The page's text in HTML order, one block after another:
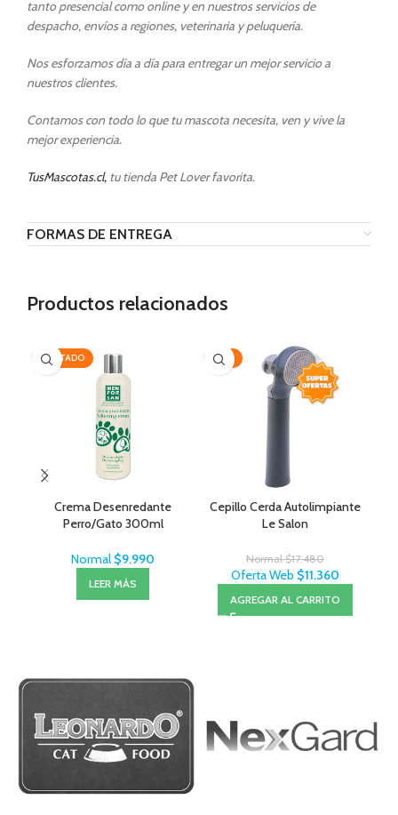
tanto presencial como online y en nuestros servicios de
despacho, envíos a regiones, veterinaria y peluquería.
Nos esforzamos día a día para entregar un mejor servicio a
nuestros clientes.
Contamos con todo lo que tu mascota necesita, ven y vive la
mejor experiencia.
TusMascotas.cl, tu tienda Pet Lover favorita.
FORMAS DE ENTREGA
Productos relacionados
AGOTADO
Crema Desenredante
Perro/Gato 300ml
Normal $9.990
LEER MÁS
-35%
Cepillo Cerda Autolimpiante
Le Salon
Normal$17.480
Oferta Web $11.360
AGREGAR AL CARRITO